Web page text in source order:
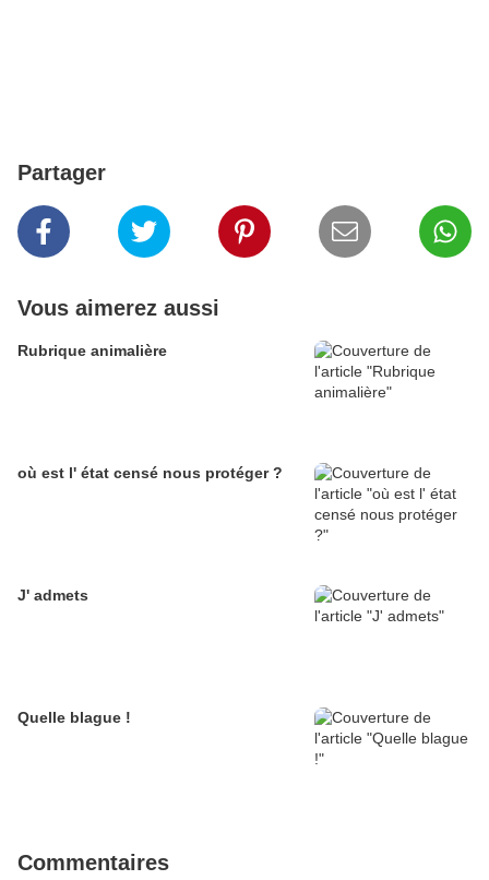
Partager
Vous aimerez aussi
Rubrique animalière
où est l' état censé nous protéger ?
J' admets
Quelle blague !
Commentaires